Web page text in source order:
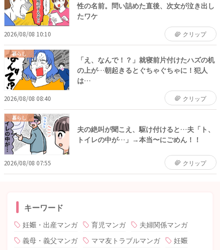
性の名前。問い詰めた直後、次女が泣き出し
たワケ
2026/08/08 10:10 クリップ
暮らし
「え、なんで！？」就寝前片付けたハズの机
の上が…朝起きるとぐちゃぐちゃに！犯人
は…
2026/08/08 08:40 クリップ
暮らし
夫の絶叫が聞こえ、駆け付けると…夫「ト、
トイレの中が…」→本当〜にごめん！！
2026/08/08 07:55 クリップ
キーワード
妊娠・出産マンガ 育児マンガ
夫婦関係マンガ
義母・義父マンガ
ママ友トラブルマンガ
妊娠